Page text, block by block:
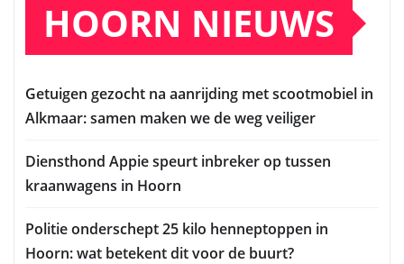
HOORN NIEUWS
Getuigen gezocht na aanrijding met scootmobiel in
Alkmaar: samen maken we de weg veiliger
Diensthond Appie speurt inbreker op tussen
kraanwagens in Hoorn
Politie onderschept 25 kilo henneptoppen in
Hoorn: wat betekent dit voor de buurt?